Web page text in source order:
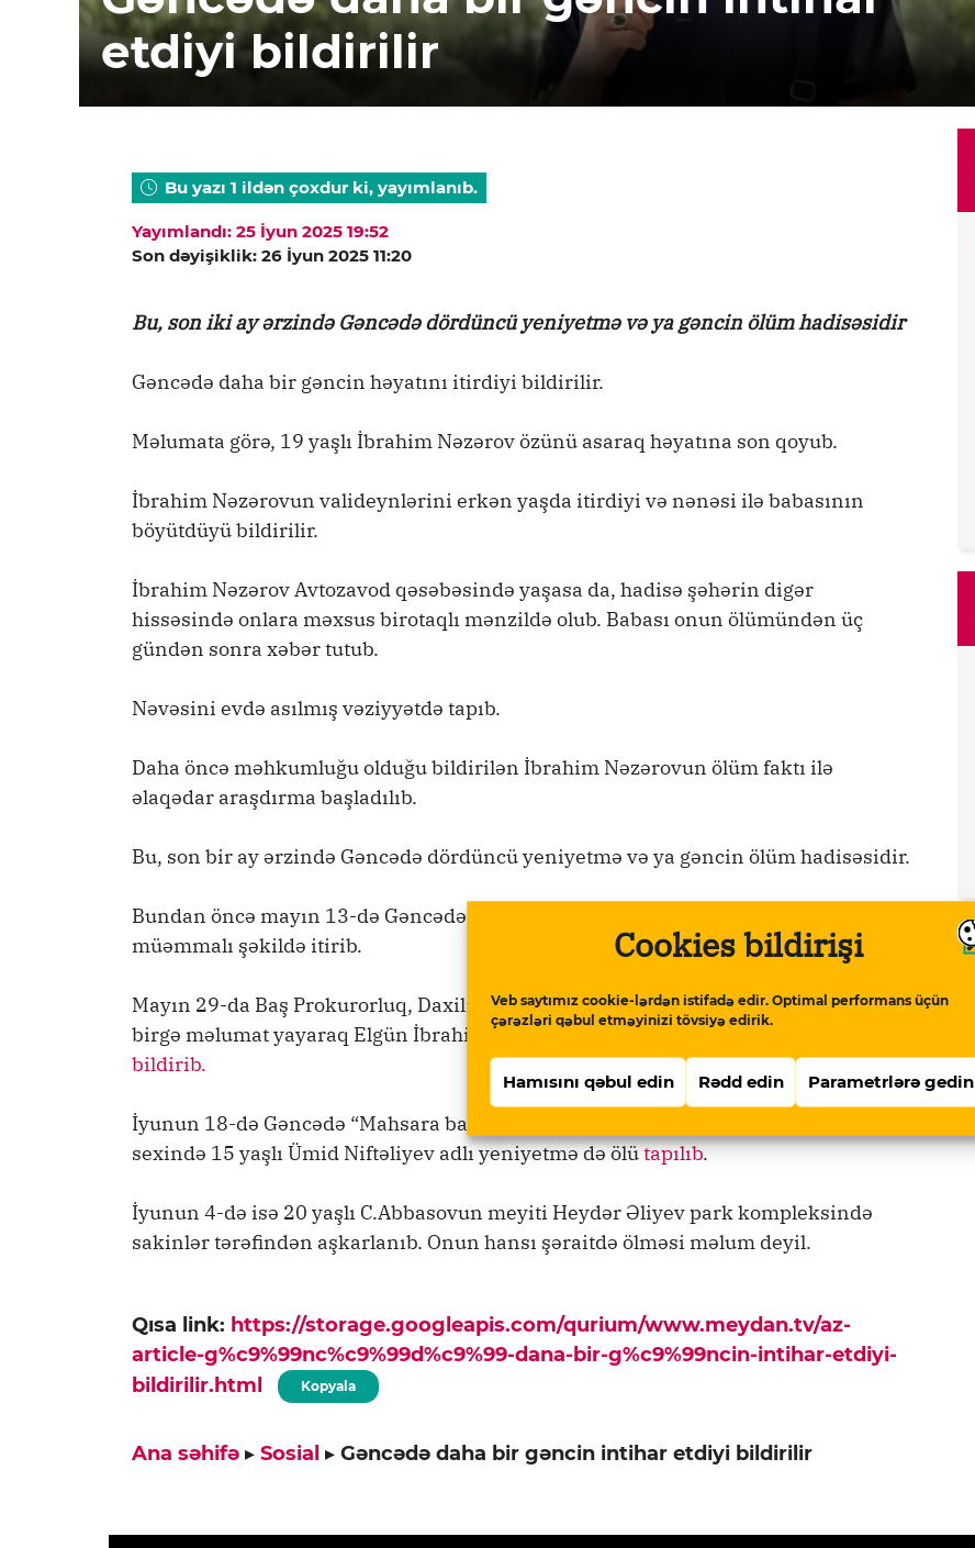
Cookies bildirişi
Veb saytımız cookie-lərdən istifadə edir. Optimal performans üçün
çərəzləri qəbul etməyinizi tövsiyə edirik.
Hamısını qəbul edin Rədd edin Parametrlərə gedin
etdiyi bildirilir
Bu yazı 1 ildən çoxdur ki, yayımlanıb.
Yayımlandı: 25 İyun 2025 19:52
Son dəyişiklik: 26 İyun 2025 11:20
Bu, son iki ay ərzində Gəncədə dördüncü yeniyetmə və ya gəncin ölüm hadisəsidir
Gəncədə daha bir gəncin həyatını itirdiyi bildirilir.
Məlumata görə, 19 yaşlı İbrahim Nəzərov özünü asaraq həyatına son qoyub.
İbrahim Nəzərovun valideynlərini erkən yaşda itirdiyi və nənəsi ilə babasının
böyütdüyü bildirilir.
İbrahim Nəzərov Avtozavod qəsəbəsində yaşasa da, hadisə şəhərin digər
hissəsində onlara məxsus birotaqlı mənzildə olub. Babası onun ölümündən üç
gündən sonra xəbər tutub.
Nəvəsini evdə asılmış vəziyyətdə tapıb.
Daha öncə məhkumluğu olduğu bildirilən İbrahim Nəzərovun ölüm faktı ilə
əlaqədar araşdırma başladılıb.
Bu, son bir ay ərzində Gəncədə dördüncü yeniyetmə və ya gəncin ölüm hadisəsidir.
Bundan öncə mayın 13-də Gəncədə 11-ci sinif şagirdi Elgün İbrahimov həyatını
müəmmalı şəkildə itirib.
Mayın 29-da Baş Prokurorluq, Daxili İşlər Nazirliyi və Dövlət Təhlükəsizliyi Xidməti
birgə məlumat yayaraq Elgün İbrahimovun hündürlükdən yıxılaraq öldürüldüyünü
bildirib.
İyunun 18-də Gəncədə “Mahsara bağları” adlanan ərazidəki avtomobil təmiri
sexində 15 yaşlı Ümid Niftəliyev adlı yeniyetmə də ölütapılıb.
İyunun 4-də isə 20 yaşlı C.Abbasovun meyiti Heydər Əliyev park kompleksində
sakinlər tərəfindən aşkarlanıb. Onun hansı şəraitdə ölməsi məlum deyil.
Qısa link: https://storage.googleapis.com/qurium/www.meydan.tv/az-
article-g%c9%99nc%c9%99d%c9%99-dana-bir-g%c9%99ncin-intihar-etdiyi-
bildirilir.html
Kopyala
Ana səhifə ▸ Sosial ▸ Gəncədə daha bir gəncin intihar etdiyi bildirilir